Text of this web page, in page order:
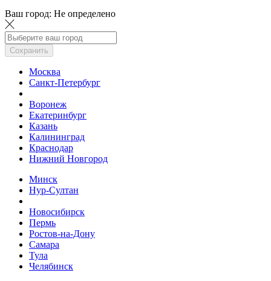
Ваш город: Не определено
Сохранить
Москва
Санкт-Петербург
Воронеж
Екатеринбург
Казань
Калининград
Краснодар
Нижний Новгород
Минск
Нур-Султан
Новосибирск
Пермь
Ростов-на-Дону
Самара
Тула
Челябинск